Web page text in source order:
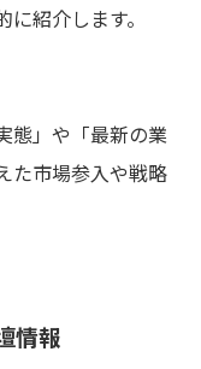
紹介します。
態」や「最新の業
た市場参入や戦略
情報